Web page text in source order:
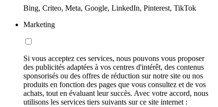
Bing, Criteo, Meta, Google, LinkedIn, Pinterest, TikTok
Marketing
Si vous acceptez ces services, nous pouvons vous proposer
des publicités adaptées à vos centres d'intérêt, des contenus
sponsorisés ou des offres de réduction sur notre site ou nos
produits en fonction des pages que vous consultez et de vos
achats, tout en évaluant leur succès. Avec votre accord, nous
utilisons les services tiers suivants sur ce site internet :